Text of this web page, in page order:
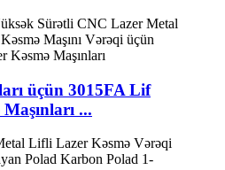
üçün 3015FA Lif
...